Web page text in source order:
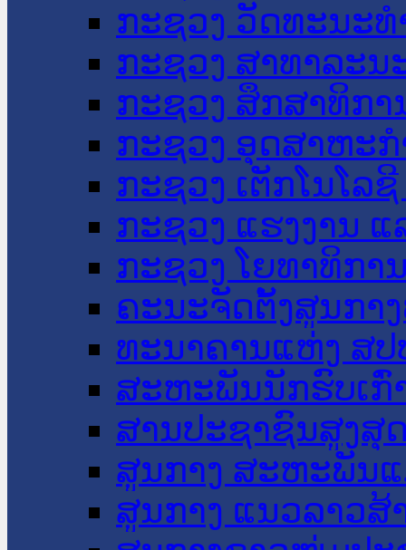
ກະຊວງ ວັດທະນະ
ກະຊວງ ສາທາລະນ
ກະຊວງ ສຶກສາທິກາ
ກະຊວງ ອຸດສາຫະ
ກະຊວງ ເຕັກໂນໂລ
ກະຊວງ ແຮງງານ
ກະຊວງ ໂຍທາທິກາ
ຄະນະຈັດຕັ້ງສູນກາ
ທະນາຄານແຫ່ງ ສປ
ສະຫະພັນນັກຮົບເກົ່
ສານປະຊາຊົນສູງສຸ
ສູນກາງ ສະຫະພັນ
ສູນກາງ ແນວລາວສ້